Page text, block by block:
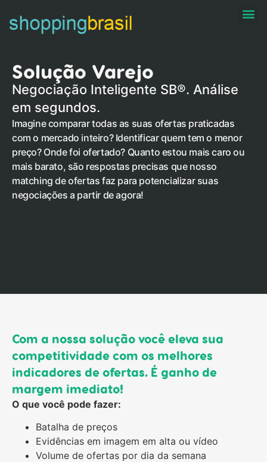
Solução Varejo
Solução Varejo
Negociação Inteligente SB®. Análise
em segundos.
Imagine comparar todas as suas ofertas praticadas
com o mercado inteiro? Identificar quem tem o menor
preço? Onde foi ofertado? Quanto estou mais caro ou
mais barato, são respostas precisas que nosso
matching de ofertas faz para potencializar suas
negociações a partir de agora!
Com a nossa solução você eleva sua
competitividade com os melhores
indicadores de ofertas. É ganho de
margem imediato!
O que você pode fazer:
Batalha de preços
Evidências em imagem em alta ou vídeo
Volume de ofertas por dia da semana